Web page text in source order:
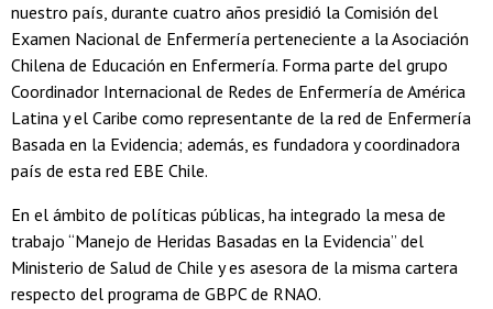
nuestro país, durante cuatro años presidió la Comisión del
Examen Nacional de Enfermería perteneciente a la Asociación
Chilena de Educación en Enfermería. Forma parte del grupo
Coordinador Internacional de Redes de Enfermería de América
Latina y el Caribe como representante de la red de Enfermería
Basada en la Evidencia; además, es fundadora y coordinadora
país de esta red EBE Chile.
En el ámbito de políticas públicas, ha integrado la mesa de
trabajo “Manejo de Heridas Basadas en la Evidencia” del
Ministerio de Salud de Chile y es asesora de la misma cartera
respecto del programa de GBPC de RNAO.